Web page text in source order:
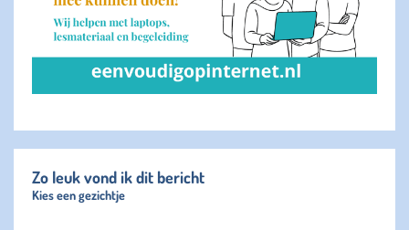
Zo leuk vond ik dit bericht
Kies een gezichtje